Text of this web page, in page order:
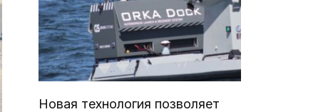
Новая технология позволяет